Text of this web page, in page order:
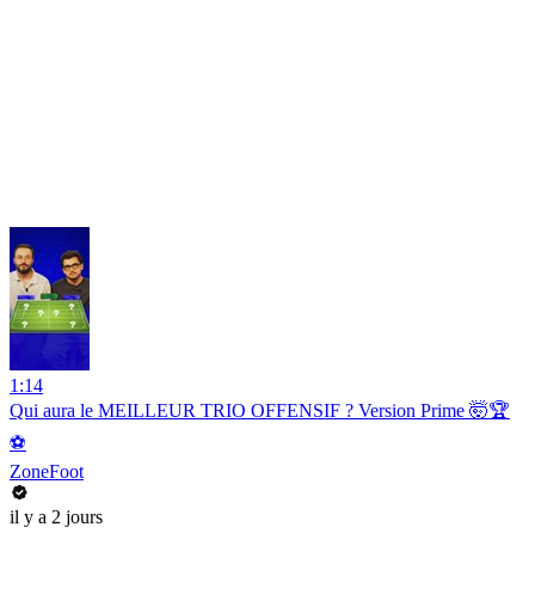
1:14
Qui aura le MEILLEUR TRIO OFFENSIF ? Version Prime 🤯🏆
⚽️
ZoneFoot
il y a 2 jours